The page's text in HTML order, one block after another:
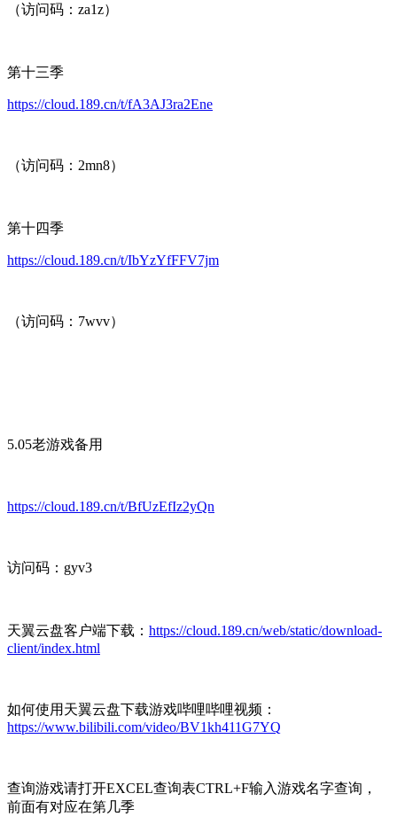
（访问码：za1z）
第十三季
https://cloud.189.cn/t/fA3AJ3ra2Ene
（访问码：2mn8）
第十四季
https://cloud.189.cn/t/IbYzYfFFV7jm
（访问码：7wvv）
5.05老游戏备用
https://cloud.189.cn/t/BfUzEfIz2yQn
访问码：gyv3
天翼云盘客户端下载： https://cloud.189.cn/web/static/download-
client/index.html
如何使用天翼云盘下载游戏哔哩哔哩视频：
https://www.bilibili.com/video/BV1kh411G7YQ
查询游戏请打开EXCEL查询表CTRL+F输入游戏名字查询，
前面有对应在第几季